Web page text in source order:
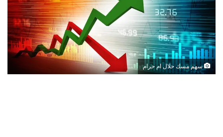
سهم مسك حلال ام حرام